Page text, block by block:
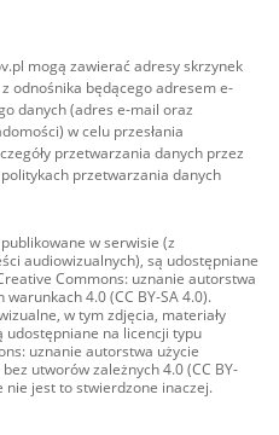
mogą zawierać adresy skrzynek
odnośnika będącego adresem e-
danych (adres e-mail oraz
w celu przesłania
przetwarzania danych przez
przetwarzania danych
w serwisie (z
audiowizualnych), są udostępniane
Commons: uznanie autorstwa
warunkach 4.0 (CC BY-SA 4.0).
w tym zdjęcia, materiały
udostępniane na licencji typu
uznanie autorstwa użycie
utworów zależnych 4.0 (CC BY-
nie jest to stwierdzone inaczej.